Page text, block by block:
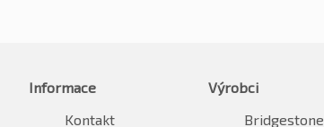
Informace
Kontakt
Výrobci
Bridgestone